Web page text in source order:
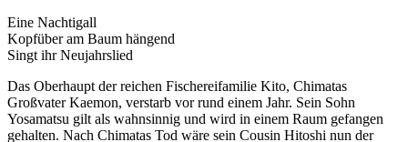
Eine Nachtigall
Kopfüber am Baum hängend
Singt ihr Neujahrslied
Das Oberhaupt der reichen Fischereifamilie Kito, Chimatas
Großvater Kaemon, verstarb vor rund einem Jahr. Sein Sohn
Yosamatsu gilt als wahnsinnig und wird in einem Raum gefangen
gehalten. Nach Chimatas Tod wäre sein Cousin Hitoshi nun der